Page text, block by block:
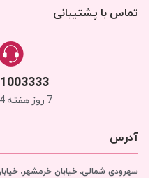
تماس با پشتیبانی
7 روز هفته 24 ساعته
آدرس
سهرودی شمالی، خیابان خرمشهر،